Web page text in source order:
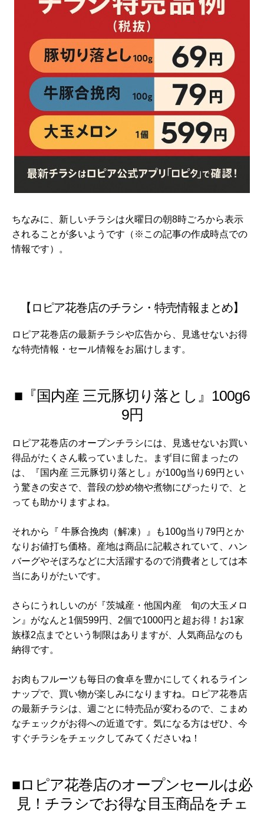
ちなみに、新しいチラシは火曜日の朝8時ごろから表示
されることが多いようです（※この記事の作成時点での
情報です）。
【ロピア花巻店のチラシ・特売情報まとめ】
ロピア花巻店の最新チラシや広告から、見逃せないお得
な特売情報・セール情報をお届けします。
■『国内産 三元豚切り落とし』100g6
9円
ロピア花巻店のオープンチラシには、見逃せないお買い
得品がたくさん載っていました。まず目に留まったの
は、『国内産 三元豚切り落とし』が100g当り69円とい
う驚きの安さで、普段の炒め物や煮物にぴったりで、と
っても助かりますよね。
それから『 牛豚合挽肉（解凍）』も100g当り79円とか
なりお値打ち価格。産地は商品に記載されていて、ハン
バーグやそぼろなどに大活躍するので消費者としては本
当にありがたいです。
さらにうれしいのが『茨城産・他国内産 旬の大玉メロ
ン』がなんと1個599円、2個で1000円と超お得！お1家
族様2点までという制限はありますが、人気商品なのも
納得です。
お肉もフルーツも毎日の食卓を豊かにしてくれるライン
ナップで、買い物が楽しみになりますね。ロピア花巻店
の最新チラシは、週ごとに特売品が変わるので、こまめ
なチェックがお得への近道です。気になる方はぜひ、今
すぐチラシをチェックしてみてくださいね！
■ロピア花巻店のオープンセールは必
見！チラシでお得な目玉商品をチェ